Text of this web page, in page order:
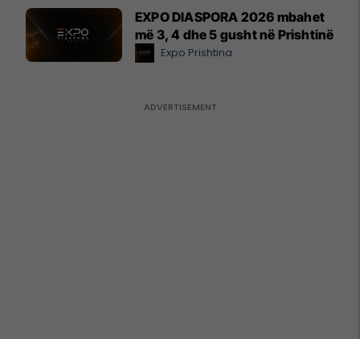
EXPO DIASPORA 2026 mbahet
më 3, 4 dhe 5 gusht në Prishtinë
Expo Prishtina